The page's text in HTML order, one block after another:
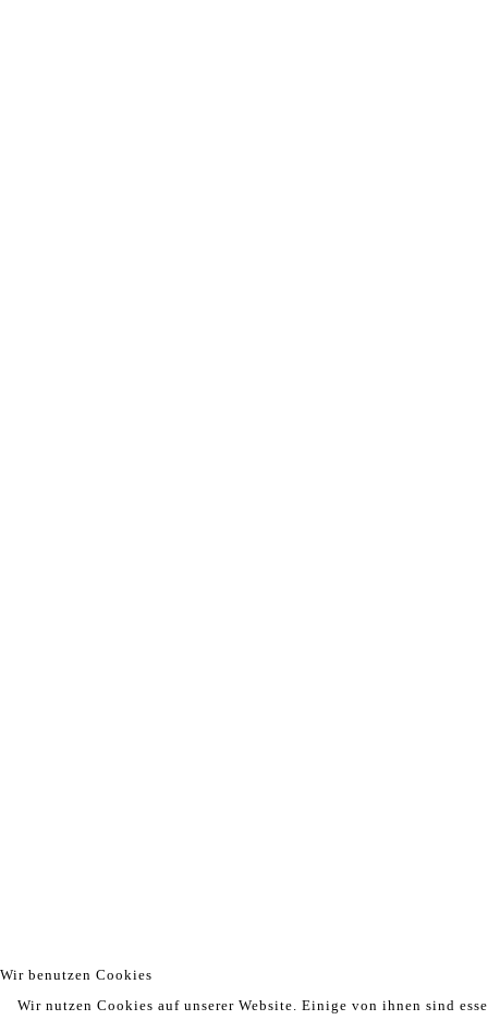
Wir benutzen Cookies
Wir nutzen Cookies auf unserer Website. Einige von ihnen sind